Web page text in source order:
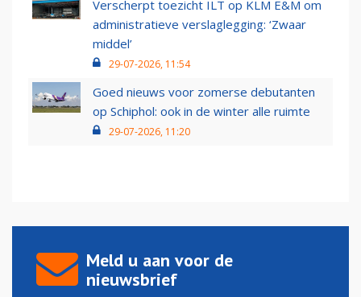
Verscherpt toezicht ILT op KLM E&M om
administratieve verslaglegging: ‘Zwaar
middel’
29-07-2026, 11:54
Goed nieuws voor zomerse debutanten
op Schiphol: ook in de winter alle ruimte
29-07-2026, 11:20
Meld u aan voor de
nieuwsbrief